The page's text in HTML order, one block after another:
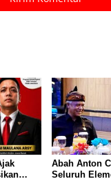
Abah Anton
Seluruh